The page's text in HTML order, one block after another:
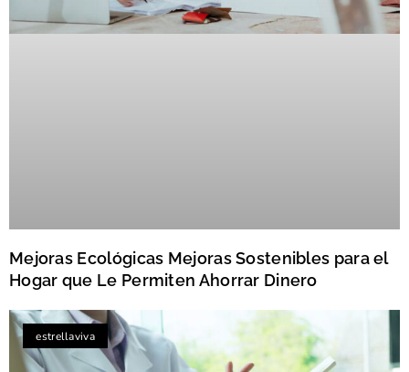
Mejoras Ecológicas Mejoras Sostenibles para el
Hogar que Le Permiten Ahorrar Dinero
estrellaviva